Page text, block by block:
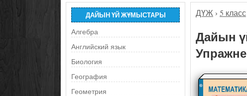
ДАЙЫН ҮЙ ЖҰМЫСТАРЫ
Алгебра
Английский язык
Биология
География
Геометрия
ДҮЖ › 5 класс
Дайын